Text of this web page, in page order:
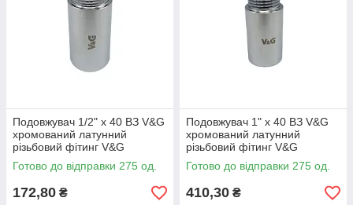
Подовжувач 1/2" x 40 ВЗ V&G
хромований латунний
різьбовий фітинг V&G
(VALOGIN) для
водопостачання та опалення
Готово до відправки 275 од.
172,80 ₴
Подовжувач 1" x 40 ВЗ V&G
хромований латунний
різьбовий фітинг V&G
(VALOGIN) для
водопостачання та опалення
Готово до відправки 275 од.
410,30 ₴